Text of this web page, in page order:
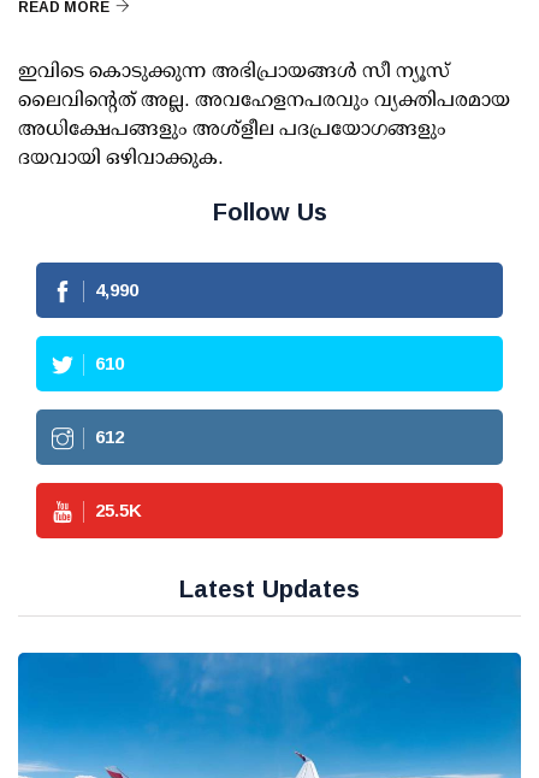
READ MORE
ഇവിടെ കൊടുക്കുന്ന അഭിപ്രായങ്ങള്‍ സീ ന്യൂസ്
ലൈവിന്റെത് അല്ല. അവഹേളനപരവും വ്യക്തിപരമായ
അധിക്ഷേപങ്ങളും അശ്‌ളീല പദപ്രയോഗങ്ങളും
ദയവായി ഒഴിവാക്കുക.
Follow Us
4,990
610
612
25.5K
Latest Updates